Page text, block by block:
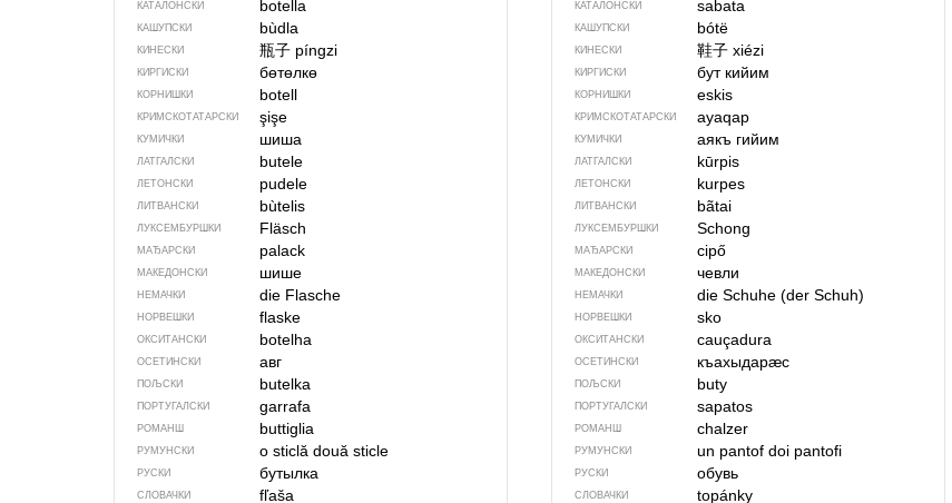
КАТАЛОНСКИ botella
КАШУПСКИ bùdla
КИНЕСКИ 瓶子 píngzi
КИРГИСКИ бөтөлкө
КОРНИШКИ botell
КРИМСКОТАТАРСКИ şişe
КУМИЧКИ шиша
ЛАТГАЛСКИ butele
ЛЕТОНСКИ pudele
ЛИТВАНСКИ bùtelis
ЛУКСЕМБУРШКИ Fläsch
МАЂАРСКИ palack
МАКЕДОНСКИ шише
НЕМАЧКИ die Flasche
НОРВЕШКИ flaske
ОКСИТАНСКИ botelha
ОСЕТИНСКИ авг
ПОЉСКИ butelka
ПОРТУГАЛСКИ garrafa
РОМАНШ buttiglia
РУМУНСКИ o sticlă două sticle
РУСКИ бутылка
СЛОВАЧКИ fľaša
КАТАЛОНСКИ sabata
КАШУПСКИ bótë
КИНЕСКИ 鞋子 xiézi
КИРГИСКИ бут кийим
КОРНИШКИ eskis
КРИМСКОТАТАРСКИ ayaqap
КУМИЧКИ аякъ гийим
ЛАТГАЛСКИ kūrpis
ЛЕТОНСКИ kurpes
ЛИТВАНСКИ bãtai
ЛУКСЕМБУРШКИ Schong
МАЂАРСКИ cipő
МАКЕДОНСКИ чевли
НЕМАЧКИ die Schuhe (der Schuh)
НОРВЕШКИ sko
ОКСИТАНСКИ cauçadura
ОСЕТИНСКИ къахыдарӕс
ПОЉСКИ buty
ПОРТУГАЛСКИ sapatos
РОМАНШ chalzer
РУМУНСКИ un pantof doi pantofi
РУСКИ обувь
СЛОВАЧКИ topánky